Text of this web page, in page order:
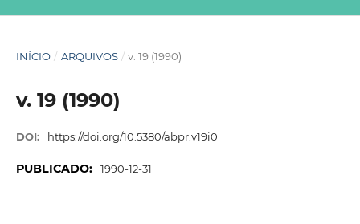
INÍCIO / ARQUIVOS / v. 19 (1990)
v. 19 (1990)
DOI: https://doi.org/10.5380/abpr.v19i0
PUBLICADO: 1990-12-31